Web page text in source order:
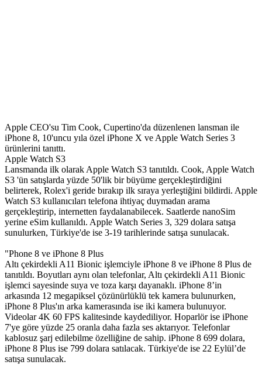
Apple CEO'su Tim Cook, Cupertino'da düzenlenen lansman ile
iPhone 8, 10'uncu yıla özel iPhone X ve Apple Watch Series 3
ürünlerini tanıttı.
Apple Watch S3
Lansmanda ilk olarak Apple Watch S3 tanıtıldı. Cook, Apple Watch
S3 'ün satışlarda yüzde 50'lik bir büyüme gerçekleştirdiğini
belirterek, Rolex'i geride bırakıp ilk sıraya yerleştiğini bildirdi. Apple
Watch S3 kullanıcıları telefona ihtiyaç duymadan arama
gerçekleştirip, internetten faydalanabilecek. Saatlerde nanoSim
yerine eSim kullanıldı. Apple Watch Series 3, 329 dolara satışa
sunulurken, Türkiye'de ise 3-19 tarihlerinde satışa sunulacak.
"Phone 8 ve iPhone 8 Plus
Altı çekirdekli A11 Bionic işlemciyle iPhone 8 ve iPhone 8 Plus de
tanıtıldı. Boyutları aynı olan telefonlar, Altı çekirdekli A11 Bionic
işlemci sayesinde suya ve toza karşı dayanaklı. iPhone 8’in
arkasında 12 megapiksel çözünürlüklü tek kamera bulunurken,
iPhone 8 Plus'ın arka kamerasında ise iki kamera bulunuyor.
Videolar 4K 60 FPS kalitesinde kaydediliyor. Hoparlör ise iPhone
7'ye göre yüzde 25 oranla daha fazla ses aktarıyor. Telefonlar
kablosuz şarj edilebilme özelliğine de sahip. iPhone 8 699 dolara,
iPhone 8 Plus ise 799 dolara satılacak. Türkiye'de ise 22 Eylül’de
satışa sunulacak.